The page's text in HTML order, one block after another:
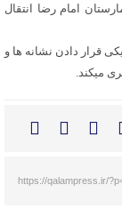
امام رضا انتقال
قرار دادن نشانه ها و
میکند.
https://qalampress.ir/